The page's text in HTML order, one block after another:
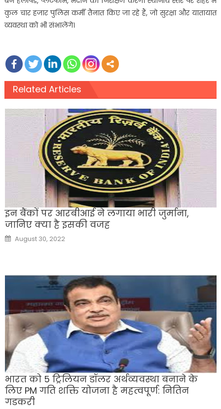
कुल चार हजार पुलिस कर्मी तैनात किए जा रहे हैं, जो सुरक्षा और यातायात
व्यवस्था को भी संभालेंगे।
Related Articles
इन बैंकों पर आरबीआई ने लगाया भारी जुर्माना,
जानिए क्या है इसकी वजह
Posted
on
August 30, 2022
भारत को 5 ट्रिलियन डॉलर अर्थव्यवस्था बनाने के
लिए PM गति शक्ति योजना है महत्वपूर्ण: नितिन
गडकरी